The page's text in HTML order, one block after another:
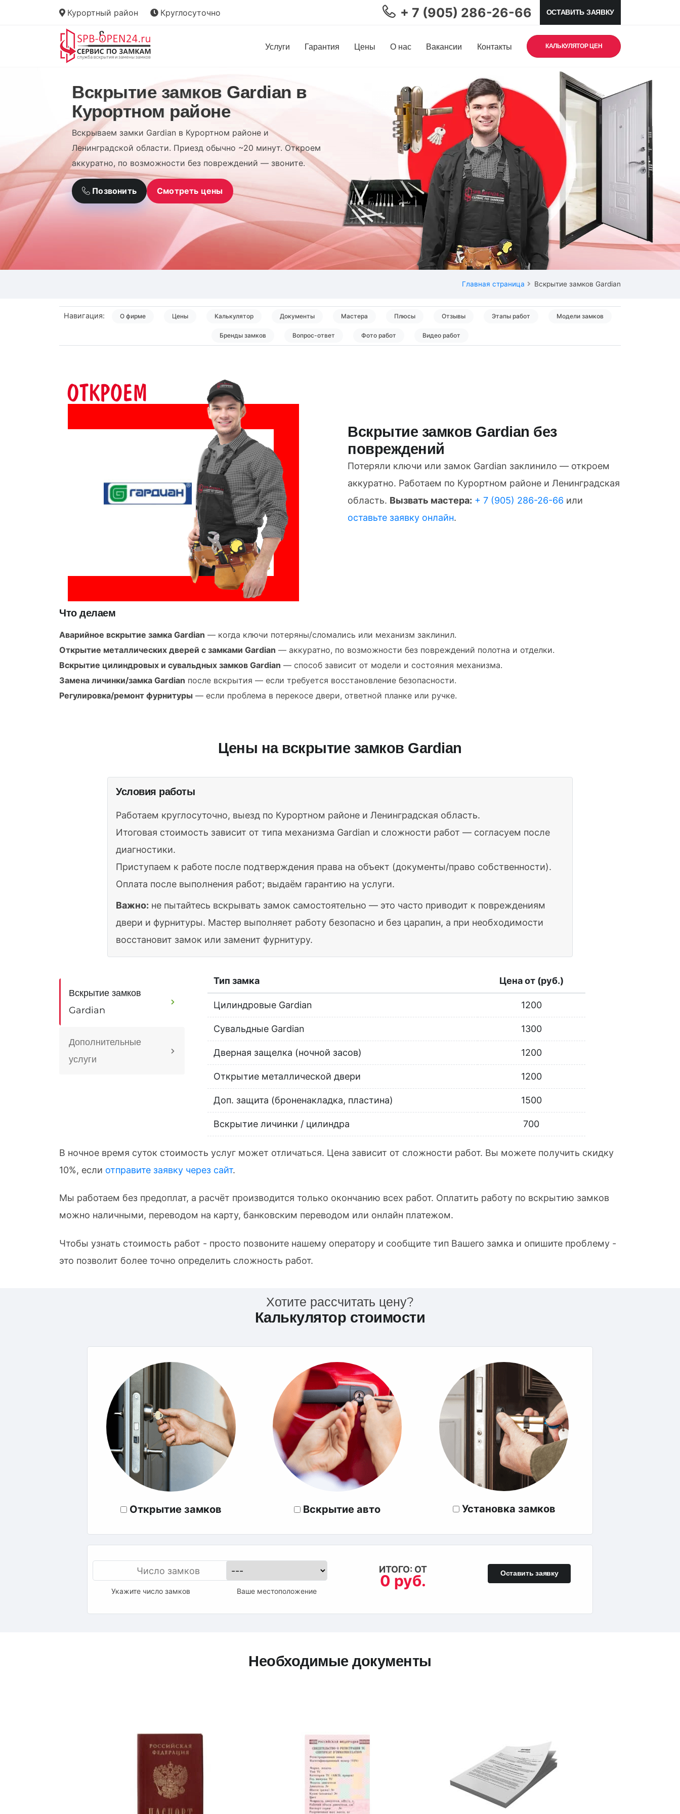
Курортный район Круглосуточно + 7 (905) 286-26-66 ОСТАВИТЬ ЗАЯВКУ
Услуги Гарантия Цены О нас Вакансии Контакты КАЛЬКУЛЯТОР ЦЕН
Вскрытие замков Gardian в
Курортном районе
Вскрываем замки Gardian в Курортном районе и
Ленинградской области. Приезд обычно ~20 минут. Откроем
аккуратно, по возможности без повреждений — звоните.
Позвонить Смотреть цены
Главная страница Вскрытие замков Gardian
Навигация: О фирме Цены Калькулятор Документы Мастера Плюсы Отзывы Этапы работ Модели замков
Бренды замков Вопрос-ответ Фото работ Видео работ
Вскрытие замков Gardian без
повреждений
Потеряли ключи или замок Gardian заклинило — откроем
аккуратно. Работаем по Курортном районе и Ленинградская
область. Вызвать мастера: + 7 (905) 286-26-66 или
оставьте заявку онлайн.
Что делаем
Аварийное вскрытие замка Gardian — когда ключи потеряны/сломались или механизм заклинил.
Открытие металлических дверей с замками Gardian — аккуратно, по возможности без повреждений полотна и отделки.
Вскрытие цилиндровых и сувальдных замков Gardian — способ зависит от модели и состояния механизма.
Замена личинки/замка Gardian после вскрытия — если требуется восстановление безопасности.
Регулировка/ремонт фурнитуры — если проблема в перекосе двери, ответной планке или ручке.
Цены на вскрытие замков Gardian
Условия работы
Работаем круглосуточно, выезд по Курортном районе и Ленинградская область.
Итоговая стоимость зависит от типа механизма Gardian и сложности работ — согласуем после
диагностики.
Приступаем к работе после подтверждения права на объект (документы/право собственности).
Оплата после выполнения работ; выдаём гарантию на услуги.
Важно: не пытайтесь вскрывать замок самостоятельно — это часто приводит к повреждениям
двери и фурнитуры. Мастер выполняет работу безопасно и без царапин, а при необходимости
восстановит замок или заменит фурнитуру.
Вскрытие замков
Gardian
Дополнительные
услуги
Тип замка Цена от (руб.)
Цилиндровые Gardian 1200
Сувальдные Gardian 1300
Дверная защелка (ночной засов) 1200
Открытие металлической двери 1200
Доп. защита (броненакладка, пластина) 1500
Вскрытие личинки / цилиндра 700
В ночное время суток стоимость услуг может отличаться. Цена зависит от сложности работ. Вы можете получить скидку
10%, если отправите заявку через сайт.
Мы работаем без предоплат, а расчёт производится только окончанию всех работ. Оплатить работу по вскрытию замков
можно наличными, переводом на карту, банковским переводом или онлайн платежом.
Чтобы узнать стоимость работ - просто позвоните нашему оператору и сообщите тип Вашего замка и опишите проблему -
это позволит более точно определить сложность работ.
Хотите рассчитать цену?
Калькулятор стоимости
Открытие замков Вскрытие авто Установка замков
Укажите число замков Ваше местоположение
ИТОГО: ОТ
0 руб. Оставить заявку
Необходимые документы